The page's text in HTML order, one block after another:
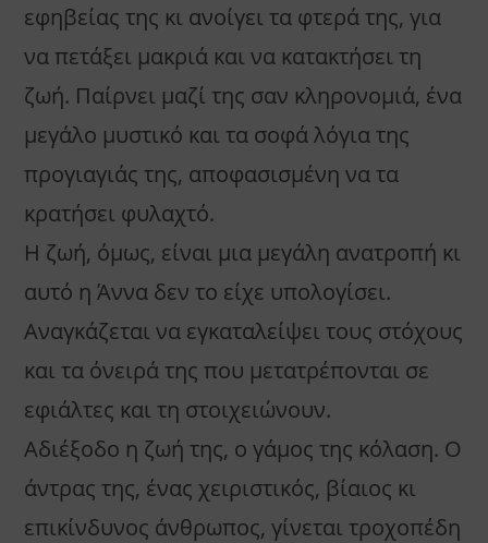
εφηβείας της κι ανοίγει τα φτερά της, για
να πετάξει μακριά και να κατακτήσει τη
ζωή. Παίρνει μαζί της σαν κληρονομιά, ένα
μεγάλο μυστικό και τα σοφά λόγια της
προγιαγιάς της, αποφασισμένη να τα
κρατήσει φυλαχτό.
Η ζωή, όμως, είναι μια μεγάλη ανατροπή κι
αυτό η Άννα δεν το είχε υπολογίσει.
Αναγκάζεται να εγκαταλείψει τους στόχους
και τα όνειρά της που μετατρέπονται σε
εφιάλτες και τη στοιχειώνουν.
Αδιέξοδο η ζωή της, ο γάμος της κόλαση. Ο
άντρας της, ένας χειριστικός, βίαιος κι
επικίνδυνος άνθρωπος, γίνεται τροχοπέδη